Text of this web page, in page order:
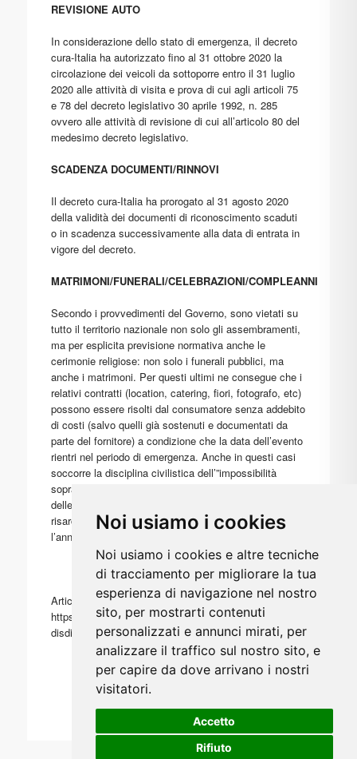
Noi usiamo i cookies
Noi usiamo i cookies e altre tecniche
di tracciamento per migliorare la tua
esperienza di navigazione nel nostro
sito, per mostrarti contenuti
personalizzati e annunci mirati, per
analizzare il traffico sul nostro sito, e
per capire da dove arrivano i nostri
visitatori.
Accetto
Rifiuto
REVISIONE AUTO
In considerazione dello stato di emergenza, il decreto
cura-Italia ha autorizzato fino al 31 ottobre 2020 la
circolazione dei veicoli da sottoporre entro il 31 luglio
2020 alle attività di visita e prova di cui agli articoli 75
e 78 del decreto legislativo 30 aprile 1992, n. 285
ovvero alle attività di revisione di cui all’articolo 80 del
medesimo decreto legislativo.
SCADENZA DOCUMENTI/RINNOVI
Il decreto cura-Italia ha prorogato al 31 agosto 2020
della validità dei documenti di riconoscimento scaduti
o in scadenza successivamente alla data di entrata in
vigore del decreto.
MATRIMONI/FUNERALI/CELEBRAZIONI/COMPLEANNI
Secondo i provvedimenti del Governo, sono vietati su
tutto il territorio nazionale non solo gli assembramenti,
ma per esplicita previsione normativa anche le
cerimonie religiose: non solo i funerali pubblici, ma
anche i matrimoni. Per questi ultimi ne consegue che i
relativi contratti (location, catering, fiori, fotografo, etc)
possono essere risolti dal consumatore senza addebito
di costi (salvo quelli già sostenuti e documentati da
parte del fornitore) a condizione che la data dell’evento
rientri nel periodo di emergenza. Anche in questi casi
soccorre la disciplina civilistica dell’”impossibilità
sopravvenuta” e il consumatore ha diritto al rimborso
delle somme versate (anticipi, caparre), ma non al
risarcimento di danni ulteriori non essendo
l’annullamento ascrivibile al fornitore
Articolo originale su:
https://www.consumatori.it/articolo/coronavirus-come-
disdire-viaggi-scuole-palestre